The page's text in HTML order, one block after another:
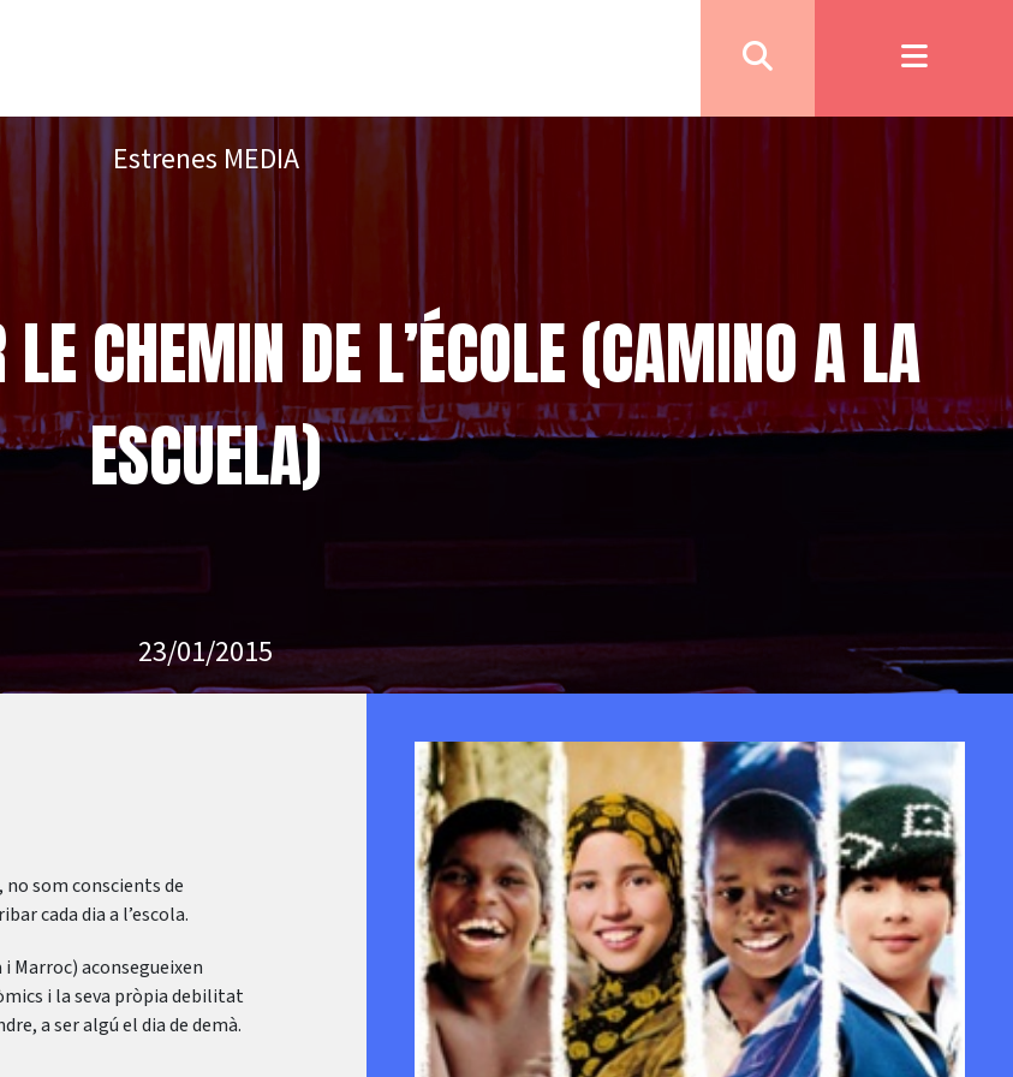
Estrenes MEDIA
CHEMIN DE L’ÉCOLE (CAMINO A LA
ESCUELA)
23/01/2015
no som conscients de
cada dia a l’escola.
Marroc) aconsegueixen
i la seva pròpia debilitat
a ser algú el dia de demà.